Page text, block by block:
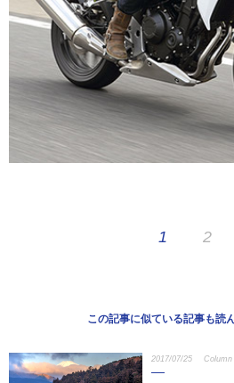
1 2
この記事に似ている記事も読
2017/07/25 Column